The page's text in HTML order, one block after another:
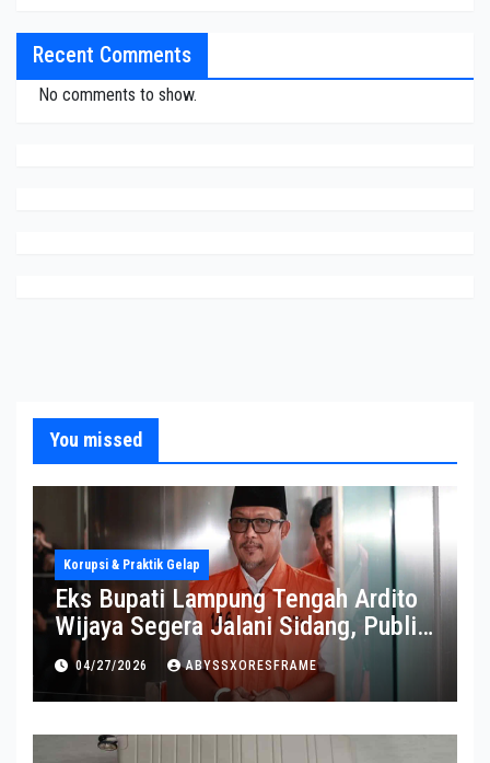
Recent Comments
No comments to show.
You missed
Korupsi & Praktik Gelap
Eks Bupati Lampung Tengah Ardito
Wijaya Segera Jalani Sidang, Publik
Soroti Perkembangannya
04/27/2026 ABYSSXORESFRAME